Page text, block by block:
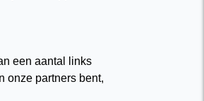
een aantal links
onze partners bent,